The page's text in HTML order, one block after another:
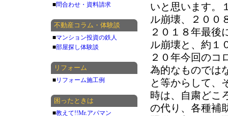
いと思います。
ル崩壊、２００
２０１８年最後
ル崩壊と、約１
２０年今回のコ
為的なものでは
と等からして、
時は、自粛どこ
の代り、各種補
■問合わせ・資料請求
不動産コラム・体験談
■マンション投資の鉄人
■部屋探し体験談
リフォーム
■リフォーム施工例
困ったときは
■教えて!!Mr.アパマン